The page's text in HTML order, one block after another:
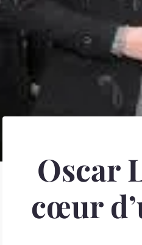
Oscar
cœur